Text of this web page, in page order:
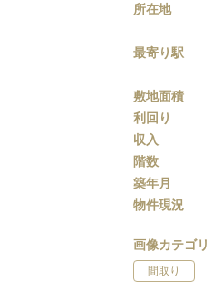
所在地
最寄り駅
敷地面積
利回り
収入
階数
築年月
物件現況
画像カテゴリ
間取り